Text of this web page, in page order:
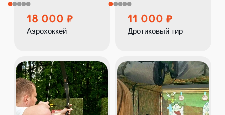
18 000
Аэрохоккей
11 000
Дротиковый тир